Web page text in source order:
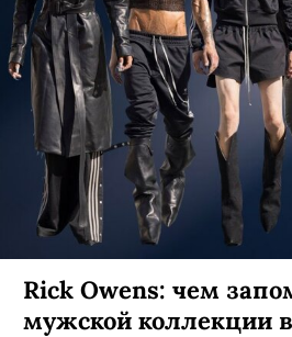
Rick Owens: чем
мужской коллекции